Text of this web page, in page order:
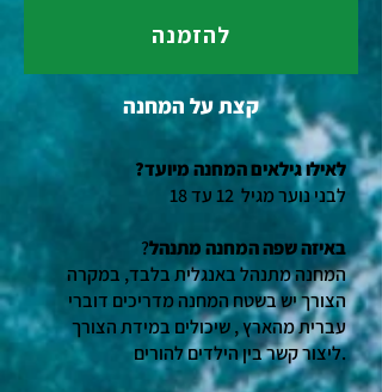
להזמנה
קצת על המחנה
?לאילו גילאים המחנה מיועד
לבני נוער מגיל 12 עד 18
?באיזה שפה המחנה מתנהל
המחנה מתנהל באנגלית בלבד, במקרה
הצורך יש בשטח המחנה מדריכים דוברי
עברית מהארץ , שיכולים במידת הצורך
ליצור קשר בין הילדים להורים.